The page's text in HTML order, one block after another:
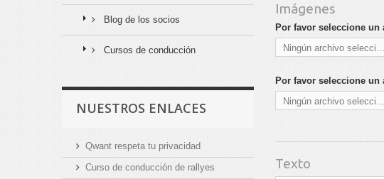
Blog de los socios
Cursos de conducción
NUESTROS ENLACES
Qwant respeta tu privacidad
Curso de conducción de rallyes
Imágenes
Por favor seleccione
Ningún archivo seleccionado
Por favor seleccione
Ningún archivo seleccionado
Texto